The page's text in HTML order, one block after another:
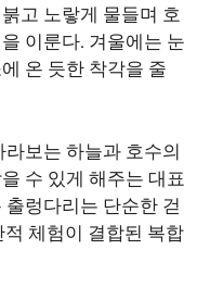
고 노랗게 물들며 호
이룬다. 겨울에는 눈
온 듯한 착각을 줄
보는 하늘과 호수의
수 있게 해주는 대표
렁다리는 단순한 걷
체험이 결합된 복합